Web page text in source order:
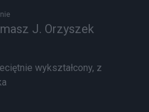
J. Orzyszek
wykształcony, z